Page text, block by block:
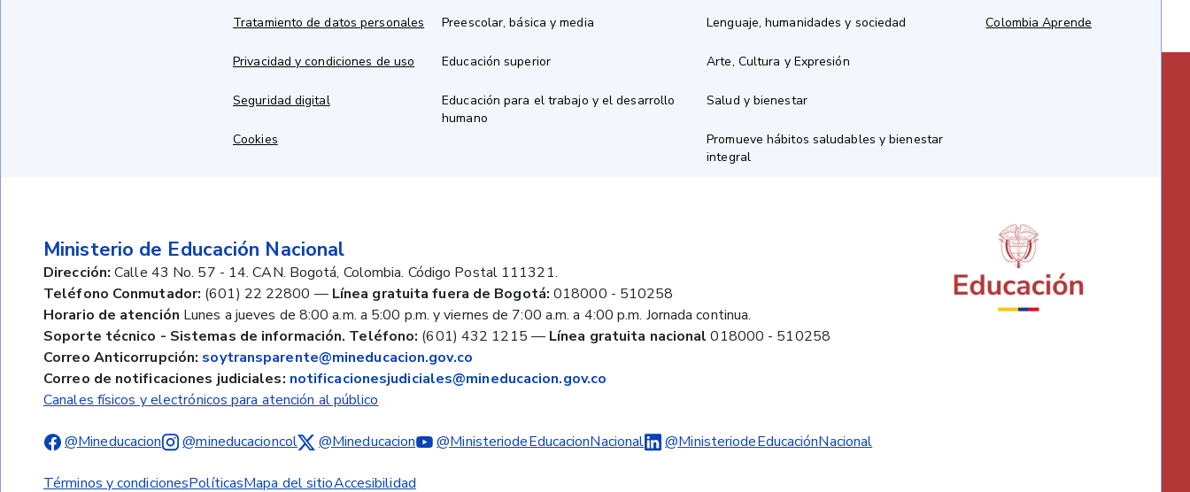
Tratamiento de datos personales
Privacidad y condiciones de uso
Seguridad digital
Cookies
Preescolar, básica y media
Educación superior
Educación para el trabajo y el desarrollo
humano
Lenguaje, humanidades y sociedad
Arte, Cultura y Expresión
Salud y bienestar
Promueve hábitos saludables y bienestar
integral
Colombia Aprende
Ministerio de Educación Nacional
Dirección: Calle 43 No. 57 - 14. CAN. Bogotá, Colombia. Código Postal 111321.
Teléfono Conmutador: (601) 22 22800 — Línea gratuita fuera de Bogotá: 018000 - 510258
Horario de atención Lunes a jueves de 8:00 a.m. a 5:00 p.m. y viernes de 7:00 a.m. a 4:00 p.m. Jornada continua.
Soporte técnico - Sistemas de información. Teléfono: (601) 432 1215 — Línea gratuita nacional 018000 - 510258
Correo Anticorrupción: soytransparente@mineducacion.gov.co
Correo de notificaciones judiciales: notificacionesjudiciales@mineducacion.gov.co
Canales físicos y electrónicos para atención al público
@Mineducacion @mineducacioncol @Mineducacion @MinisteriodeEducacionNacional @MinisteriodeEducaciónNacional
Términos y condicionesPolíticasMapa del sitioAccesibilidad